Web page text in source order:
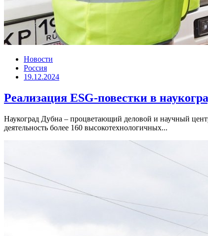
Новости
Россия
19.12.2024
Реализация ESG-повестки в
Наукоград Дубна – процветающий деловой и научный
деятельность более 160 высокотехнологичных...